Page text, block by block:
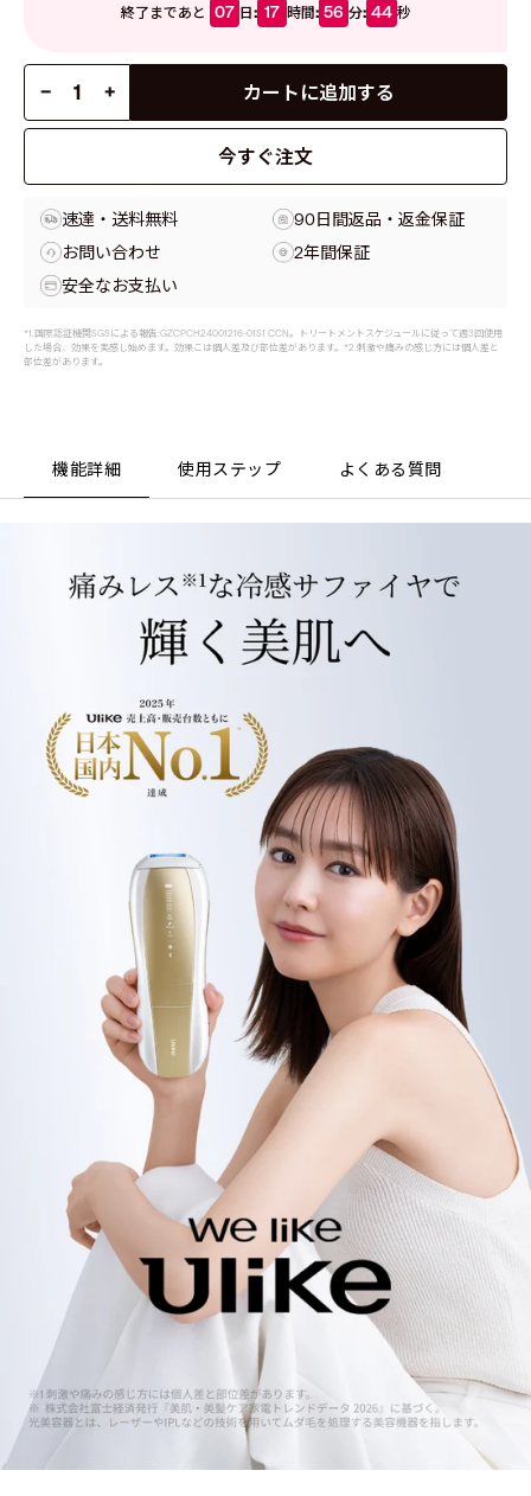
終了まであと 07 日: 17 時間: 56 分: 42 秒
− + カートに追加する
今すぐ注文
速達・送料無料
90日間返品・返金保証
お問い合わせ
2年間保証
安全なお支払い
*1.国際認証機関SGSによる報告:GZCPCH24001216-01S1 CCN。トリートメントスケジュールに従って週3回使用
した場合、効果を実感し始めます。効果こは個人差及び部位差があります。*2.刺激や痛みの感じ方には個人差と
部位差があります。
機能詳細 使用ステップ よくある質問